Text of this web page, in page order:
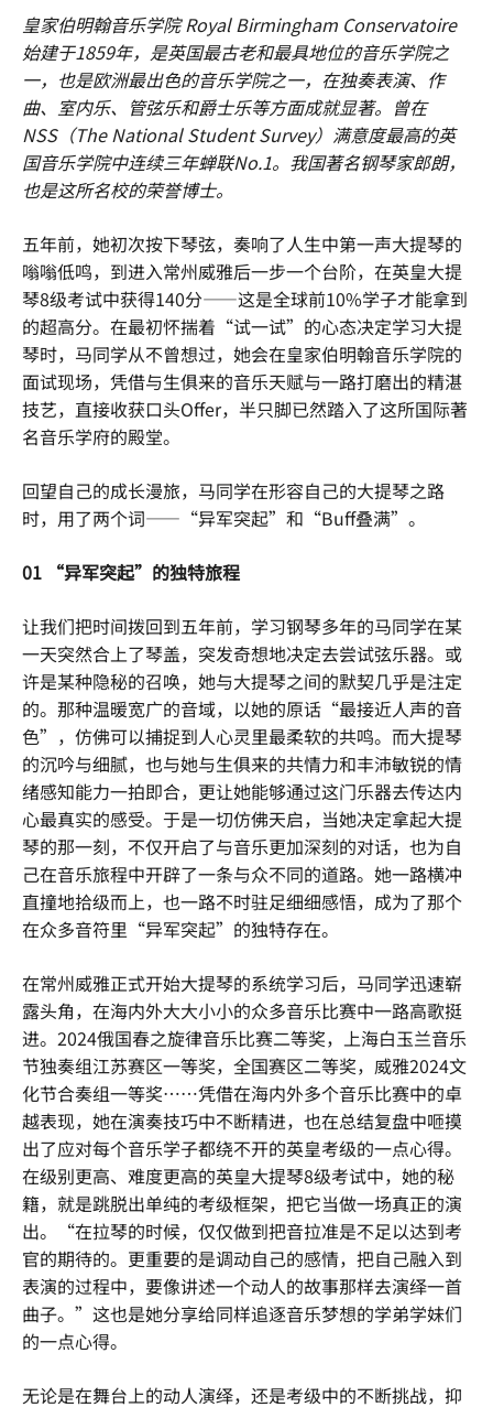
皇家伯明翰音乐学院 Royal Birmingham Conservatoire
始建于1859年，是英国最古老和最具地位的音乐学院之
一，也是欧洲最出色的音乐学院之一，在独奏表演、作
曲、室内乐、管弦乐和爵士乐等方面成就显著。曾在
NSS（The National Student Survey）满意度最高的英
国音乐学院中连续三年蝉联No.1。我国著名钢琴家郎朗，
也是这所名校的荣誉博士。
五年前，她初次按下琴弦，奏响了人生中第一声大提琴的
嗡嗡低鸣，到进入常州威雅后一步一个台阶，在英皇大提
琴8级考试中获得140分——这是全球前10%学子才能拿到
的超高分。在最初怀揣着“试一试”的心态决定学习大提
琴时，马同学从不曾想过，她会在皇家伯明翰音乐学院的
面试现场，凭借与生俱来的音乐天赋与一路打磨出的精湛
技艺，直接收获口头Offer，半只脚已然踏入了这所国际著
名音乐学府的殿堂。
回望自己的成长漫旅，马同学在形容自己的大提琴之路
时，用了两个词——“异军突起”和“Buff叠满”。
01 “异军突起”的独特旅程
让我们把时间拨回到五年前，学习钢琴多年的马同学在某
一天突然合上了琴盖，突发奇想地决定去尝试弦乐器。或
许是某种隐秘的召唤，她与大提琴之间的默契几乎是注定
的。那种温暖宽广的音域，以她的原话“最接近人声的音
色”，仿佛可以捕捉到人心灵里最柔软的共鸣。而大提琴
的沉吟与细腻，也与她与生俱来的共情力和丰沛敏锐的情
绪感知能力一拍即合，更让她能够通过这门乐器去传达内
心最真实的感受。于是一切仿佛天启，当她决定拿起大提
琴的那一刻，不仅开启了与音乐更加深刻的对话，也为自
己在音乐旅程中开辟了一条与众不同的道路。她一路横冲
直撞地拾级而上，也一路不时驻足细细感悟，成为了那个
在众多音符里“异军突起”的独特存在。
在常州威雅正式开始大提琴的系统学习后，马同学迅速崭
露头角，在海内外大大小小的众多音乐比赛中一路高歌挺
进。2024俄国春之旋律音乐比赛二等奖，上海白玉兰音乐
节独奏组江苏赛区一等奖，全国赛区二等奖，威雅2024文
化节合奏组一等奖……凭借在海内外多个音乐比赛中的卓
越表现，她在演奏技巧中不断精进，也在总结复盘中咂摸
出了应对每个音乐学子都绕不开的英皇考级的一点心得。
在级别更高、难度更高的英皇大提琴8级考试中，她的秘
籍，就是跳脱出单纯的考级框架，把它当做一场真正的演
出。“在拉琴的时候，仅仅做到把音拉准是不足以达到考
官的期待的。更重要的是调动自己的感情，把自己融入到
表演的过程中，要像讲述一个动人的故事那样去演绎一首
曲子。”这也是她分享给同样追逐音乐梦想的学弟学妹们
的一点心得。
无论是在舞台上的动人演绎，还是考级中的不断挑战，抑